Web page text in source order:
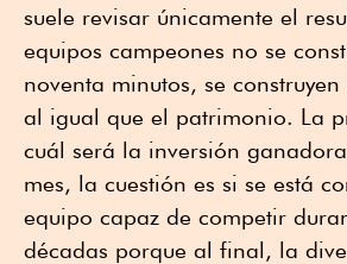
suele revisar únicamente el
equipos campeones no se
noventa minutos, se
al igual que el patrimonio. La
cuál será la inversión
mes, la cuestión es si se está
equipo capaz de competir
décadas porque al final, la